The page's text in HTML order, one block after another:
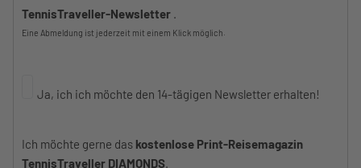
TennisTraveller-Newsletter
Eine Abmeldung ist jederzeit mit einem Klick möglich.
Ja, ich ich möchte den 14-tägigen Newsletter erhalten!
Ich möchte gerne das kostenlose Print-Reisemagazin
TennisTraveller DIAMONDS.